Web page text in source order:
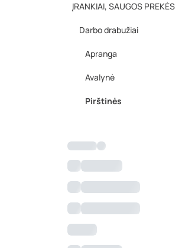
ĮRANKIAI, SAUGOS PREKĖS
Darbo drabužiai
Apranga
Avalynė
Pirštinės